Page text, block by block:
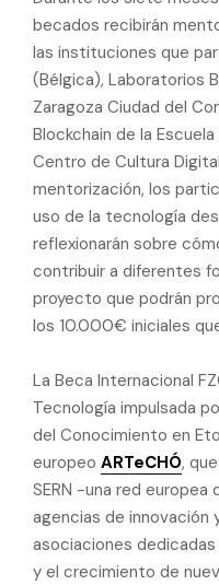
becados recibirán
las instituciones que
(Bélgica), Laboratorios
Zaragoza Ciudad del
Blockchain de la
Centro de Cultura
mentorización, los
uso de la tecnología
reflexionarán sobre
contribuir a diferentes
proyecto que podrán
los 10.000€ iniciales
La Beca Internacional
Tecnología impulsada
del Conocimiento en
europeo ARTeCHÓ,
SERN -una red
agencias de innovación
asociaciones
y el crecimiento de